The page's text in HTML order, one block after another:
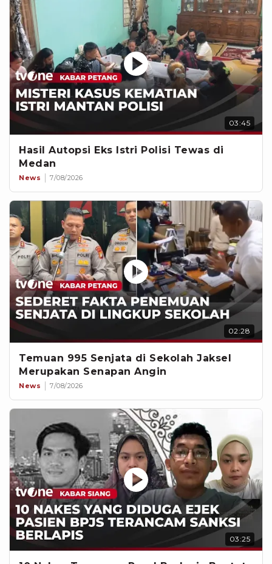
03:45
Hasil Autopsi Eks Istri Polisi Tewas di
Medan
News 7/08/2026
02:28
Temuan 995 Senjata di Sekolah Jaksel
Merupakan Senapan Angin
News 7/08/2026
03:25